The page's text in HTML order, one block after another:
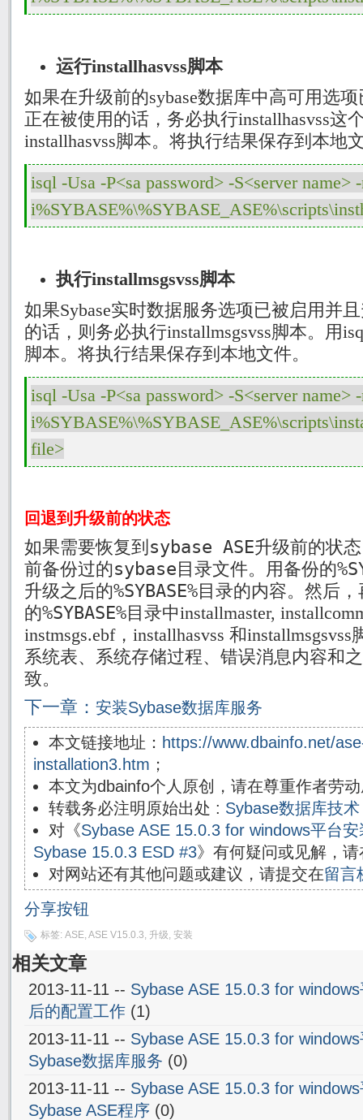
运行installhasvss脚本
如果在升级前的sybase数据库中高可用选
正在被使用的话，务必执行installhasvss这
installhasvss脚本。将执行结果保存到本地
isql -Usa -P<sa password> -S<server name>
执行installmsgsvss脚本
如果Sybase实时数据服务选项已被启用并
的话，则务必执行installmsgsvss脚本。用
脚本。将执行结果保存到本地文件。
isql -Usa -P<sa password> -S<server name>
回退到升级前的状态
如果需要恢复到sybase ASE升级前的状
前备份过的sybase目录文件。用备份的
升级之后的%SYBASE%目录的内容。然后
的%SYBASE%目录中installmaster,
instmsgs.ebf， installhasvss 和installmsgsvss
系统表、系统存储过程、错误消息内容和
致。
下一章： 安装Sybase数据库服务
本文链接地址： https://www.dbainfo.net/
installation3.htm ；
本文为dbainfo个人原创，请在尊重作者劳
转载务必注明原始出处 : Sybase数据库技
对《Sybase ASE 15.0.3 for windows平台
Sybase 15.0.3 ESD #3》有何疑问或见解，
对网站还有其他问题或建议，请提交在留言
分享按钮
标签: ASE, ASE V15.0.3, 升级, 安装
相关文章
2013-11-11 -- Sybase ASE 15.0.3 for
后的配置工作 (1)
2013-11-11 -- Sybase ASE 15.0.3 for
Sybase数据库服务 (0)
2013-11-11 -- Sybase ASE 15.0.3 for
Sybase ASE程序 (0)